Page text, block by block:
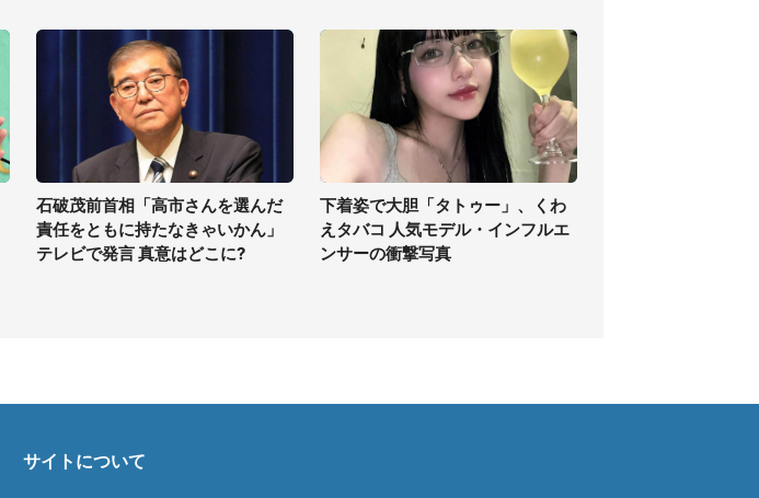
石破茂前首相「高市さんを選んだ
責任をともに持たなきゃいかん」
テレビで発言 真意はどこに?
下着姿で大胆「タトゥー」、くわ
えタバコ 人気モデル・インフルエ
ンサーの衝撃写真
サイトについて